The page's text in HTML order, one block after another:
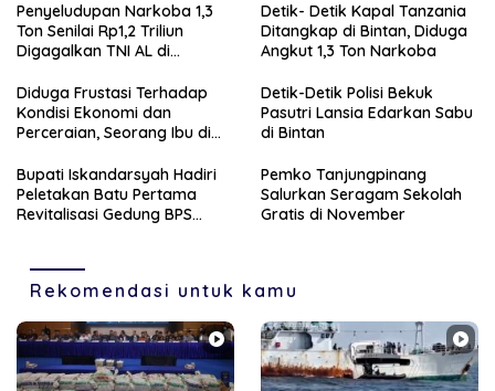
Penyeludupan Narkoba 1,3
Ton Senilai Rp1,2 Triliun
Digagalkan TNI AL di
Detik- Detik Kapal Tanzania
Ditangkap di Bintan, Diduga
Angkut 1,3 Ton Narkoba
Diduga Frustasi Terhadap
Kondisi Ekonomi dan
Perceraian, Seorang Ibu di
Anaknya Sendiri
Detik-Detik Polisi Bekuk
Pasutri Lansia Edarkan Sabu
di Bintan
Bupati Iskandarsyah Hadiri
Peletakan Batu Pertama
Revitalisasi Gedung BPS
Pemko Tanjungpinang
Salurkan Seragam Sekolah
Gratis di November
Rekomendasi untuk kamu